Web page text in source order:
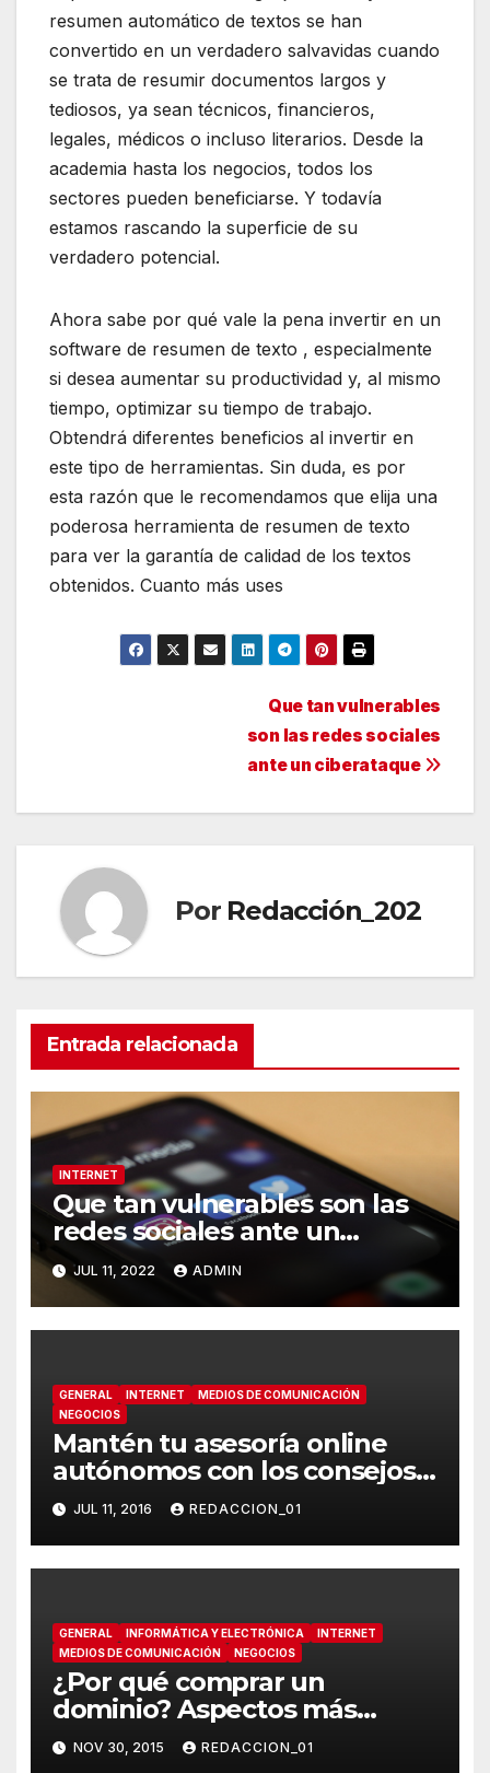
resumen automático de textos se han
convertido en un verdadero salvavidas cuando
se trata de resumir documentos largos y
tediosos, ya sean técnicos, financieros,
legales, médicos o incluso literarios. Desde la
academia hasta los negocios, todos los
sectores pueden beneficiarse. Y todavía
estamos rascando la superficie de su
verdadero potencial.
Ahora sabe por qué vale la pena invertir en un
software de resumen de texto , especialmente
si desea aumentar su productividad y, al mismo
tiempo, optimizar su tiempo de trabajo.
Obtendrá diferentes beneficios al invertir en
este tipo de herramientas. Sin duda, es por
esta razón que le recomendamos que elija una
poderosa herramienta de resumen de texto
para ver la garantía de calidad de los textos
obtenidos. Cuanto más uses
entradas
Que tan vulnerables
son las redes sociales
ante un ciberataque
Por Redacción_202
Entrada relacionada
INTERNET
Que tan vulnerables son las
redes sociales ante un
ciberataque
JUL 11, 2022 ADMIN
GENERAL INTERNET
MEDIOS DE COMUNICACIÓN
NEGOCIOS
Mantén tu asesoría online
autónomos con los consejos
que tenemos para ti
JUL 11, 2016 REDACCION_01
GENERAL INFORMÁTICA Y ELECTRÓNICA
INTERNET
MEDIOS DE COMUNICACIÓN
NEGOCIOS
¿Por qué comprar un
dominio? Aspectos más
importantes
NOV 30, 2015 REDACCION_01